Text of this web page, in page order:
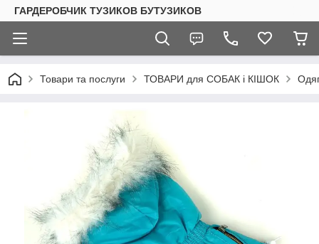
ГАРДЕРОБЧИК ТУЗИКОВ БУТУЗИКОВ
Товари та послуги ТОВАРИ для СОБАК і КІШОК